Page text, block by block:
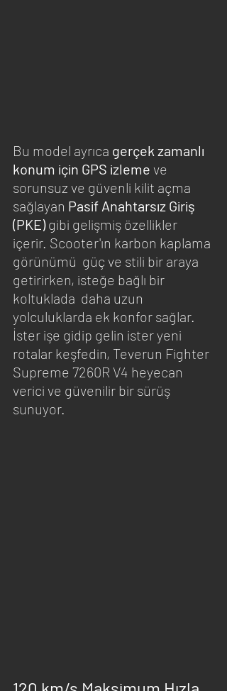
Bu model ayrıca gerçek zamanlı
konum için GPS izleme ve
sorunsuz ve güvenli kilit açma
sağlayan Pasif Anahtarsız Giriş
(PKE) gibi gelişmiş özellikler
içerir. Scooter'ın karbon kaplama
görünümü  güç ve stili bir araya
getirirken, isteğe bağlı bir
koltuklada  daha uzun
yolculuklarda ek konfor sağlar.
İster işe gidip gelin ister yeni
rotalar keşfedin, Teverun Fighter
Supreme 7260R V4 heyecan
verici ve güvenilir bir sürüş
sunuyor.